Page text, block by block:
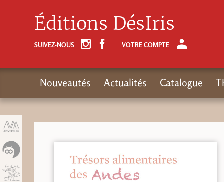
Éditions DésIris
SUIVEZ-NOUS VOTRE COMPTE
Nouveautés Actualités Catalogue